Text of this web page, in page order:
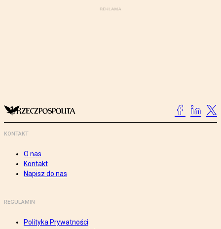
KONTAKT
O nas
Kontakt
Napisz do nas
REGULAMIN
Polityka Prywatności